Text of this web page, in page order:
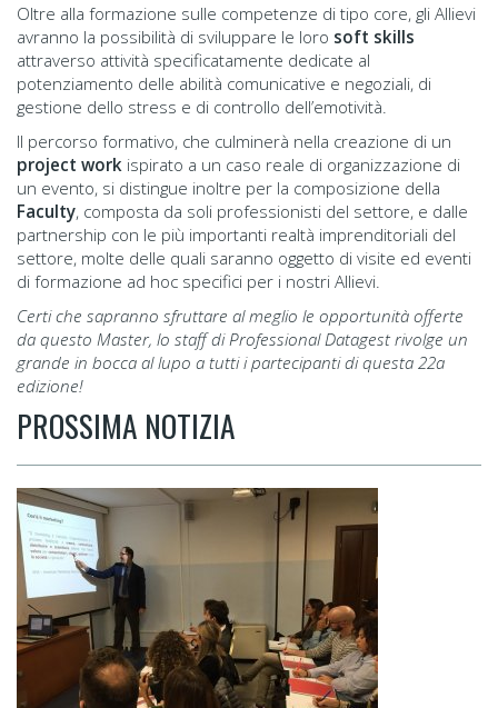
Oltre alla formazione sulle competenze di tipo core, gli Allievi
avranno la possibilità di sviluppare le loro soft skills
attraverso attività specificatamente dedicate al
potenziamento delle abilità comunicative e negoziali, di
gestione dello stress e di controllo dell’emotività.
Il percorso formativo, che culminerà nella creazione di un
project work ispirato a un caso reale di organizzazione di
un evento, si distingue inoltre per la composizione della
Faculty, composta da soli professionisti del settore, e dalle
partnership con le più importanti realtà imprenditoriali del
settore, molte delle quali saranno oggetto di visite ed eventi
di formazione ad hoc specifici per i nostri Allievi.
Certi che sapranno sfruttare al meglio le opportunità offerte
da questo Master, lo staff di Professional Datagest rivolge un
grande in bocca al lupo a tutti i partecipanti di questa 22a
edizione!
PROSSIMA NOTIZIA